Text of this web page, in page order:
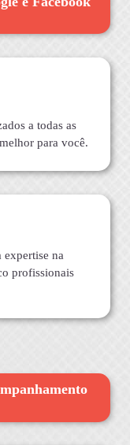
a todas as
para você.
expertise na
profissionais